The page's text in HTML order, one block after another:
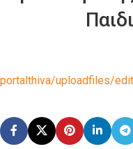
portalthiva/uploadfiles/